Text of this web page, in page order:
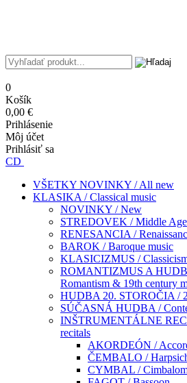
0
Košík
0,00 €
Prihlásenie
Môj účet
Prihlásiť sa
CD
VŠETKY NOVINKY / All new
KLASIKA / Classical music
NOVINKY / New
STREDOVEK / Middle Age
RENESANCIA /
BAROK / Baroque music
KLASICIZMUS /
ROMANTIZMUS A
Romantism & 19th century
HUDBA 20. STOROČIA /
SÚČASNÁ HUDBA /
INŠTRUMENTÁLNE
recitals
AKORDEÓN /
ČEMBALO /
CYMBAL /